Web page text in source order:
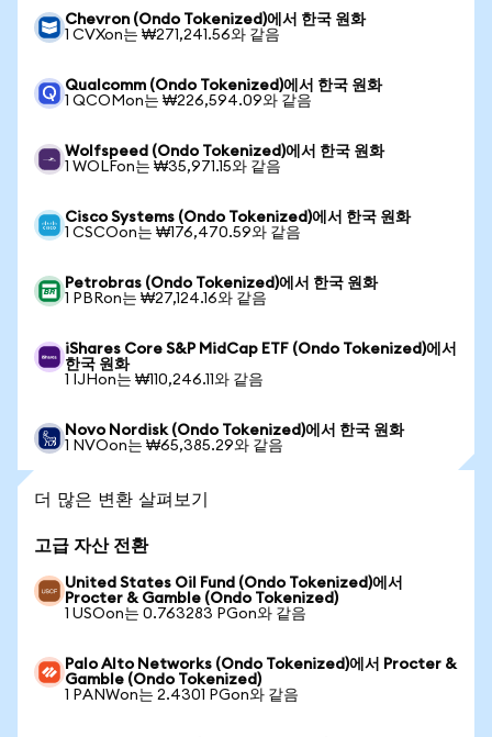
Chevron (Ondo Tokenized)에서 한국 원화
1 CVXon는 ₩271,241.56와 같음
Qualcomm (Ondo Tokenized)에서 한국 원화
1 QCOMon는 ₩226,594.09와 같음
Wolfspeed (Ondo Tokenized)에서 한국 원화
1 WOLFon는 ₩35,971.15와 같음
Cisco Systems (Ondo Tokenized)에서 한국 원화
1 CSCOon는 ₩176,470.59와 같음
Petrobras (Ondo Tokenized)에서 한국 원화
1 PBRon는 ₩27,124.16와 같음
iShares Core S&P MidCap ETF (Ondo Tokenized)에서
한국 원화
1 IJHon는 ₩110,246.11와 같음
Novo Nordisk (Ondo Tokenized)에서 한국 원화
1 NVOon는 ₩65,385.29와 같음
더 많은 변환 살펴보기
고급 자산 전환
United States Oil Fund (Ondo Tokenized)에서
Procter & Gamble (Ondo Tokenized)
1 USOon는 0.763283 PGon와 같음
Palo Alto Networks (Ondo Tokenized)에서 Procter &
Gamble (Ondo Tokenized)
1 PANWon는 2.4301 PGon와 같음